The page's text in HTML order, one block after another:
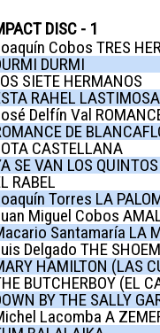
DISC - 1
Cobos TRES
DURMI
SIETE HERMANOS
RAHEL LASTIMOSA
Delfín Val
DE
CASTELLANA
SE VAN LOS QUINTOS
RABEL
Torres LA
Miguel Cobos
Santamaría LA
Delgado THE
HAMILTON (LAS
BUTCHERBOY (EL
BY THE SALLY
Lacomba A